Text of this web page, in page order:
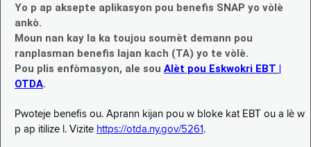
Yo p ap aksepte aplikasyon pou benefis SNAP yo vòlè
ankò.
Moun nan kay la ka toujou soumèt demann pou
ranplasman benefis lajan kach (TA) yo te vòlè.
Pou plis enfòmasyon, ale sou Alèt pou Eskwokri EBT |
OTDA.
Pwoteje benefis ou. Aprann kijan pou w bloke kat EBT ou a lè w
p ap itilize l. Vizite https://otda.ny.gov/5261 .